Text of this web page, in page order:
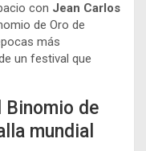
con Jean Carlos
de Oro de
más
un festival que
Binomio de
mundial